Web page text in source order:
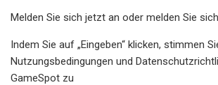
Melden Sie sich jetzt an oder melden Sie
Indem Sie auf „Eingeben“ klicken, stimmen
Nutzungsbedingungen und
GameSpot zu